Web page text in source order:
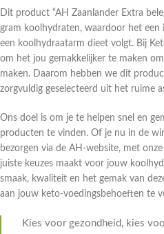
Dit product “AH Zaanlander Extra
gram koolhydraten, waardoor het een
een koolhydraatarm dieet volgt. Bij
om het jou gemakkelijker te maken
maken. Daarom hebben we dit
zorgvuldig geselecteerd uit het ruime
Ons doel is om je te helpen snel en
producten te vinden. Of je nu in de
bezorgen via de AH-website, met
juiste keuzes maakt voor jouw
smaak, kwaliteit en het gemak van
aan jouw keto-voedingsbehoeften te
Kies voor gezondheid, kies